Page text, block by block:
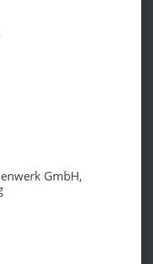
GmbH,